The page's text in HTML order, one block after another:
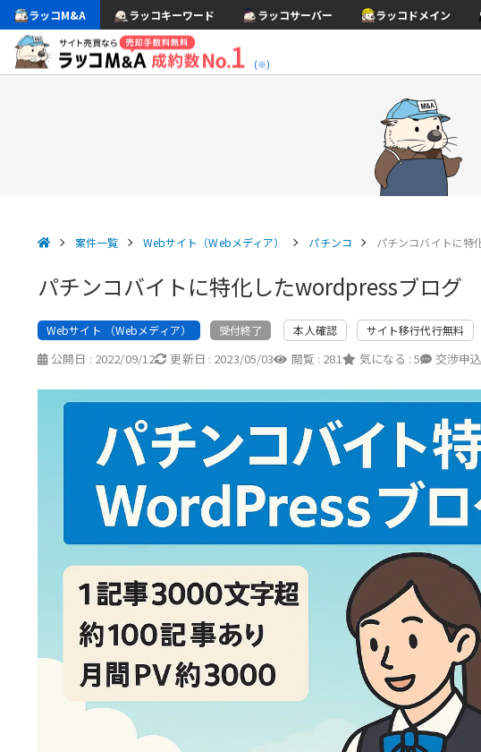
ラッコM&A ラッコキーワード ラッコサーバー ラッコドメイン
(※)
案件一覧 Webサイト（Webメディア） パチンコ パチンコバイトに
パチンコバイトに特化したwordpressブロ
Webサイト （Webメディア） 受付終了 本人確認 サイト移行代行無料
公開日 : 2022/09/12 更新日 : 2023/05/03 閲覧 : 281 気になる : 5 交渉申